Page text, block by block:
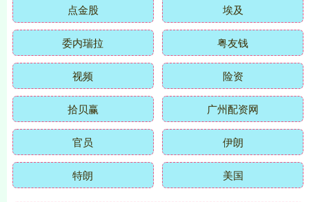
点金股 埃及
委内瑞拉 粤友钱
视频 险资
拾贝赢 广州配资网
官员 伊朗
特朗 美国